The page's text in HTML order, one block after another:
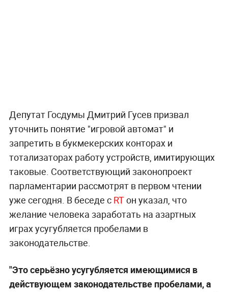
Депутат Госдумы Дмитрий Гусев призвал
уточнить понятие "игровой автомат" и
запретить в букмекерских конторах и
тотализаторах работу устройств, имитирующих
таковые. Соответствующий законопроект
парламентарии рассмотрят в первом чтении
уже сегодня. В беседе с RTон указал, что
желание человека заработать на азартных
играх усугубляется пробелами в
законодательстве.
"Это серьёзно усугубляется имеющимися в
действующем законодательстве пробелами, а